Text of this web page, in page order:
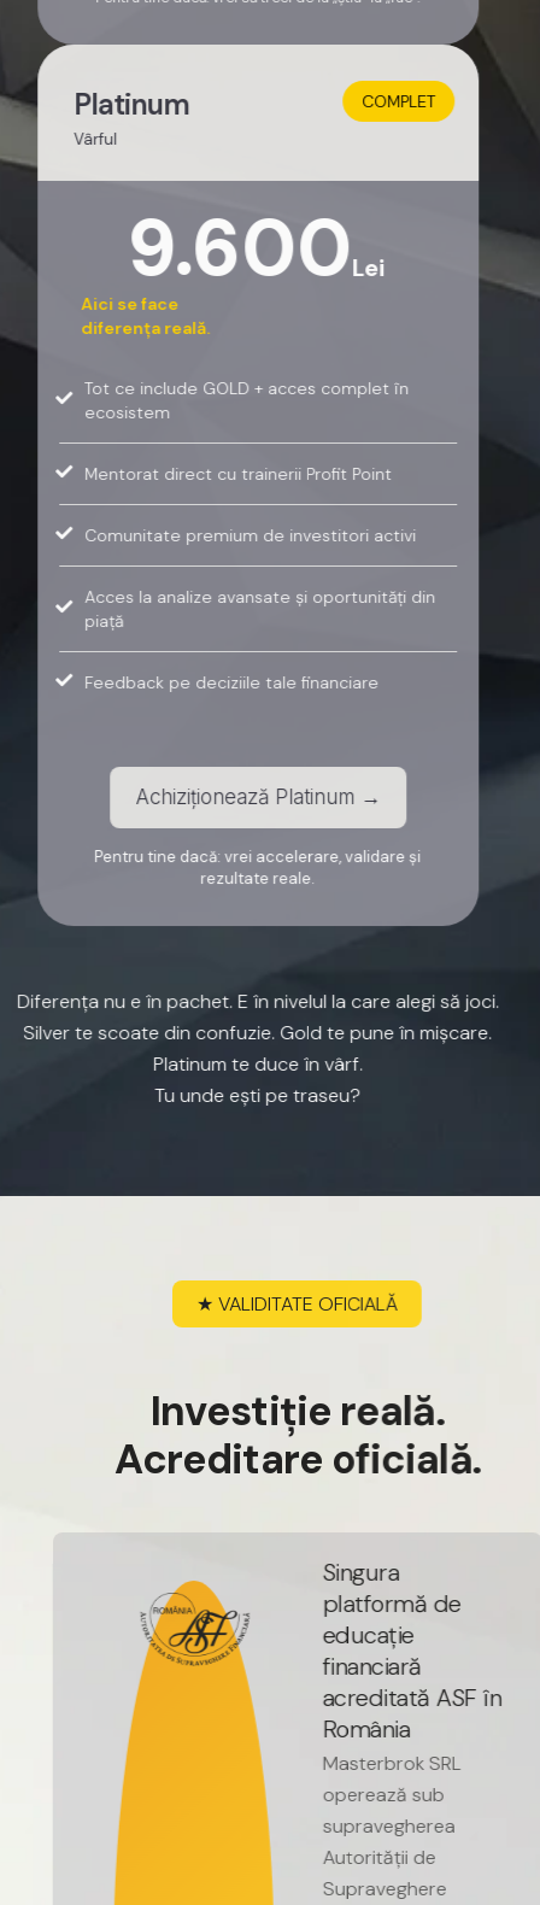
Platinum
Vârful
9.600Lei
Aici se face
diferența reală.
Tot ce include GOLD + acces complet în
ecosistem
Mentorat direct cu trainerii Profit Point
Comunitate premium de investitori activi
Acces la analize avansate și oportunități din
piață
Feedback pe deciziile tale financiare
Achiziționează Platinum →
Pentru tine dacă: vrei accelerare, validare și
rezultate reale.
COMPLET
Diferența nu e în pachet. E în nivelul la care alegi să joci.
Silver te scoate din confuzie. Gold te pune în mișcare.
Platinum te duce în vârf.
Tu unde ești pe traseu?
VALIDITATEOFICIALĂ
vestițiere ală.
creditareof icială.
gura
formă de
ucație
nciară
editată ASF în
mânia
MasterbrokSRL
opereazăsub
supravegherea
Autoritățiide
Supraveghere